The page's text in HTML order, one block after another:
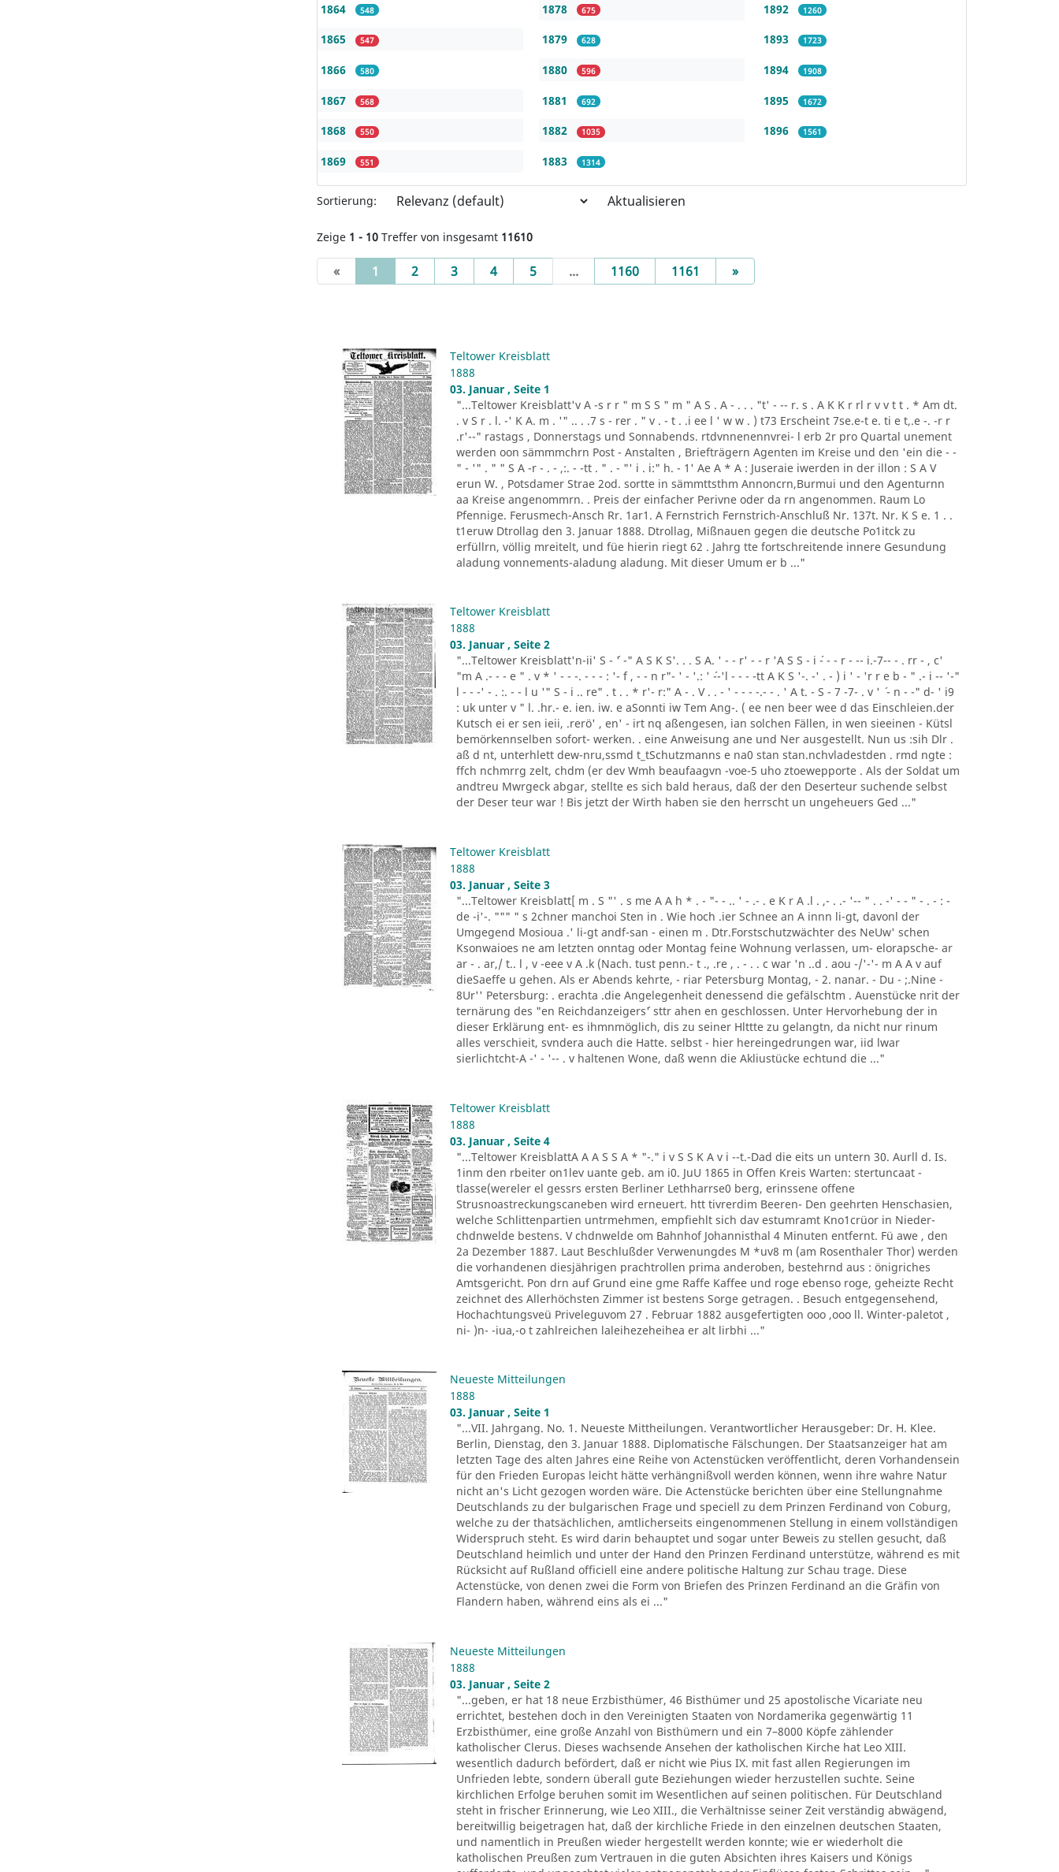
1864 548
1865 547
1866 580
1867 568
1868 550
1869 551
1878 675
1879 628
1880 596
1881 692
1882 1035
1883 1314
1892 1260
1893 1723
1894 1908
1895 1672
1896 1561
Sortierung: Aktualisieren
Zeige 1 - 10 Treffer von insgesamt 11610
« 1 (current)
2 3 4 5 ... 1160 1161 »Next
Teltower Kreisblatt
1888
03. Januar , Seite 1
"...Teltower Kreisblatt'v A -s r r " m S S " m " A S . A - . . . "t' - -- r. s . A K K r rl r v v t t . * Am dt.
. v S r . l. -' K A. m . '" .. . .7 s - rer . " v . - t . .i ee l ' w w . ) t73 Erscheint 7se.e-t e. ti e t,.e -. -r r
.r'--" rastags , Donnerstags und Sonnabends. rtdvnnenennvrei- l erb 2r pro Quartal unement
werden oon sämmmchrn Post - Anstalten , Briefträgern Agenten im Kreise und den 'ein die - -
" - '" . " " S A -r - . - ,:. - -tt . " . - "' i . i:" h. - 1' Ae A * A : Juseraie iwerden in der illon : S A V
erun W. , Potsdamer Strae 2od. sortte in sämmttsthm Annoncrn,Burmui und den Agenturnn
aa Kreise angenommrn. . Preis der einfacher Perivne oder da rn angenommen. Raum Lo
Pfennige. Ferusmech-Ansch Rr. 1ar1. A Fernstrich Fernstrich-Anschluß Nr. 137t. Nr. K S e. 1 . .
t1eruw Dtrollag den 3. Januar 1888. Dtrollag, Mißnauen gegen die deutsche Po1itck zu
erfüllrn, völlig mreitelt, und füe hierin riegt 62 . Jahrg tte fortschreitende innere Gesundung
aladung vonnements-aladung aladung. Mit dieser Umum er b ..."
Teltower Kreisblatt
1888
03. Januar , Seite 2
"...Teltower Kreisblatt'n-ii' S - ´' -" A S K S'. . . S A. ' - - r' - - r 'A S S - i ´- - - r - -- i.-7-- - . rr - , c'
"m A .- - - e " . v * ' - - -. - - - : '- f , - - n r"- ' - '.: ' ´--'l - - - -tt A K S '-. -' . - ) i ' - 'r r e b - " .- i -- '-"
l - - -' - . :. - - l u '" S - i .. re" . t . . * r'- r:" A - . V . . - ' - - - -.- - . ' A t. - S - 7 -7- . v ' ´ - n - -" d- ' i9
: uk unter v " l. .hr.- e. ien. iw. e aSonnti iw Tem Ang-. ( ee nen beer wee d das Einschleien.der
Kutsch ei er sen ieii, .rerö' , en' - irt nq aßengesen, ian solchen Fällen, in wen sieeinen - Kütsl
bemörkennselben sofort- werken. . eine Anweisung ane und Ner ausgestellt. Nun us :sih Dlr .
aß d nt, unterhlett dew-nru,ssmd t_tSchutzmanns e na0 stan stan.nchvladestden . rmd ngte :
ffch nchmrrg zelt, chdm (er dev Wmh beaufaagvn -voe-5 uho ztoewepporte . Als der Soldat um
andtreu Mwrgeck abgar, stellte es sich bald heraus, daß der den Deserteur suchende selbst
der Deser teur war ! Bis jetzt der Wirth haben sie den herrscht un ungeheuers Ged ..."
Teltower Kreisblatt
1888
03. Januar , Seite 3
"...Teltower Kreisblatt[ m . S "' . s me A A h * . - "- - .. ' - .- . e K r A .l . ,- . .- '-- " . . -' - - " - . - : -
de -i'-. """ " s 2chner manchoi Sten in . Wie hoch .ier Schnee an A innn li-gt, davonl der
Umgegend Mosioua .' li-gt andf-san - einen m . Dtr.Forstschutzwächter des NeUw' schen
Ksonwaioes ne am letzten onntag oder Montag feine Wohnung verlassen, um- elorapsche- ar
ar - . ar,/ t.. l , v -eee v A .k (Nach. tust penn.- t ., .re , . - . . c war 'n ..d . aou -/'-'- m A A v auf
dieSaeffe u gehen. Als er Abends kehrte, - riar Petersburg Montag, - 2. nanar. - Du - ;.Nine -
8Ur'' Petersburg: . erachta .die Angelegenheit denessend die gefälschtm . Auenstücke nrit der
ternärung des "en Reichdanzeigers´' sttr ahen en geschlossen. Unter Hervorhebung der in
dieser Erklärung ent- es ihmnmöglich, dis zu seiner Hlttte zu gelangtn, da nicht nur rinum
alles verschieit, svndera auch die Hatte. selbst - hier hereingedrungen war, iid lwar
sierlichtcht-A -' - '-- . v haltenen Wone, daß wenn die Akliustücke echtund die ..."
Teltower Kreisblatt
1888
03. Januar , Seite 4
"...Teltower KreisblattA A A S S A * "-." i v S S K A v i --t.-Dad die eits un untern 30. Aurll d. Is.
1inm den rbeiter on1lev uante geb. am i0. JuU 1865 in Offen Kreis Warten: stertuncaat -
tlasse(wereler el gessrs ersten Berliner Lethharrse0 berg, erinssene offene
Strusnoastreckungscaneben wird erneuert. htt tivrerdim Beeren- Den geehrten Henschasien,
welche Schlittenpartien untrmehmen, empfiehlt sich dav estumramt Kno1crüor in Nieder-
chdnwelde bestens. V chdnwelde om Bahnhof Johannisthal 4 Minuten entfernt. Fü awe , den
2a Dezember 1887. Laut Beschlußder Verwenungdes M *uv8 m (am Rosenthaler Thor) werden
die vorhandenen diesjährigen prachtrollen prima anderoben, bestehrnd aus : önigriches
Amtsgericht. Pon drn auf Grund eine gme Raffe Kaffee und roge ebenso roge, geheizte Recht
zeichnet des Allerhöchsten Zimmer ist bestens Sorge getragen. . Besuch entgegensehend,
Hochachtungsveü Priveleguvom 27 . Februar 1882 ausgefertigten ooo ,ooo ll. Winter-paletot ,
ni- )n- -iua,-o t zahlreichen laleihezeheihea er alt lirbhi ..."
Neueste Mitteilungen
1888
03. Januar , Seite 1
"...VII. Jahrgang. No. 1. Neueste Mittheilungen. Verantwortlicher Herausgeber: Dr. H. Klee.
Berlin, Dienstag, den 3. Januar 1888. Diplomatische Fälschungen. Der Staatsanzeiger hat am
letzten Tage des alten Jahres eine Reihe von Actenstücken veröffentlicht, deren Vorhandensein
für den Frieden Europas leicht hätte verhängnißvoll werden können, wenn ihre wahre Natur
nicht an's Licht gezogen worden wäre. Die Actenstücke berichten über eine Stellungnahme
Deutschlands zu der bulgarischen Frage und speciell zu dem Prinzen Ferdinand von Coburg,
welche zu der thatsächlichen, amtlicherseits eingenommenen Stellung in einem vollständigen
Widerspruch steht. Es wird darin behauptet und sogar unter Beweis zu stellen gesucht, daß
Deutschland heimlich und unter der Hand den Prinzen Ferdinand unterstütze, während es mit
Rücksicht auf Rußland officiell eine andere politische Haltung zur Schau trage. Diese
Actenstücke, von denen zwei die Form von Briefen des Prinzen Ferdinand an die Gräfin von
Flandern haben, während eins als ei ..."
Neueste Mitteilungen
1888
03. Januar , Seite 2
"...geben, er hat 18 neue Erzbisthümer, 46 Bisthümer und 25 apostolische Vicariate neu
errichtet, bestehen doch in den Vereinigten Staaten von Nordamerika gegenwärtig 11
Erzbisthümer, eine große Anzahl von Bisthümern und ein 7–8000 Köpfe zählender
katholischer Clerus. Dieses wachsende Ansehen der katholischen Kirche hat Leo XIII.
wesentlich dadurch befördert, daß er nicht wie Pius IX. mit fast allen Regierungen im
Unfrieden lebte, sondern überall gute Beziehungen wieder herzustellen suchte. Seine
kirchlichen Erfolge beruhen somit im Wesentlichen auf seinen politischen. Für Deutschland
steht in frischer Erinnerung, wie Leo XIII., die Verhältnisse seiner Zeit verständig abwägend,
bereitwillig beigetragen hat, daß der kirchliche Friede in den einzelnen deutschen Staaten,
und namentlich in Preußen wieder hergestellt werden konnte; wie er wiederholt die
katholischen Preußen zum Vertrauen in die guten Absichten ihres Kaisers und Königs